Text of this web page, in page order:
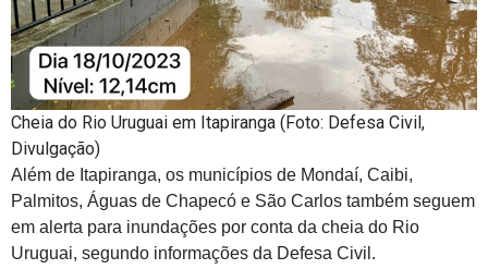
Cheia do Rio Uruguai em Itapiranga (Foto: Defesa Civil,
Divulgação)
Além de Itapiranga, os municípios de Mondaí, Caibi,
Palmitos, Águas de Chapecó e São Carlos também seguem
em alerta para inundações por conta da cheia do Rio
Uruguai, segundo informações da Defesa Civil.